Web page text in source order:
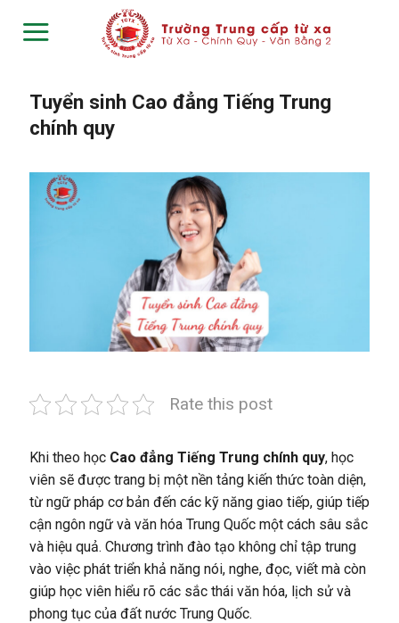
Tuyển sinh Cao đẳng Tiếng Trung
chính quy
Rate this post
Khi theo học Cao đẳng Tiếng Trung chính quy, học
viên sẽ được trang bị một nền tảng kiến thức toàn diện,
từ ngữ pháp cơ bản đến các kỹ năng giao tiếp, giúp tiếp
cận ngôn ngữ và văn hóa Trung Quốc một cách sâu sắc
và hiệu quả. Chương trình đào tạo không chỉ tập trung
vào việc phát triển khả năng nói, nghe, đọc, viết mà còn
giúp học viên hiểu rõ các sắc thái văn hóa, lịch sử và
phong tục của đất nước Trung Quốc.